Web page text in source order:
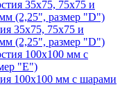
35х75, 75x75 и
(2,25", размер "D")
100x100 мм с шарами